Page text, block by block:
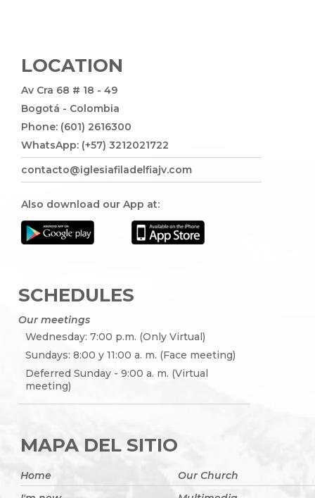
LOCATION
Av Cra 68 # 18 - 49
Bogotá - Colombia
Phone: (601) 2616300
WhatsApp: (+57) 3212021722
contacto@iglesiafiladelfiajv.com
Also download our App at:
SCHEDULES
Our meetings
Wednesday: 7:00 p.m. (Only Virtual)
Sundays: 8:00 y 11:00 a. m. (Face meeting)
Deferred Sunday - 9:00 a. m. (Virtual
meeting)
MAPA DEL SITIO
Home
Our Church